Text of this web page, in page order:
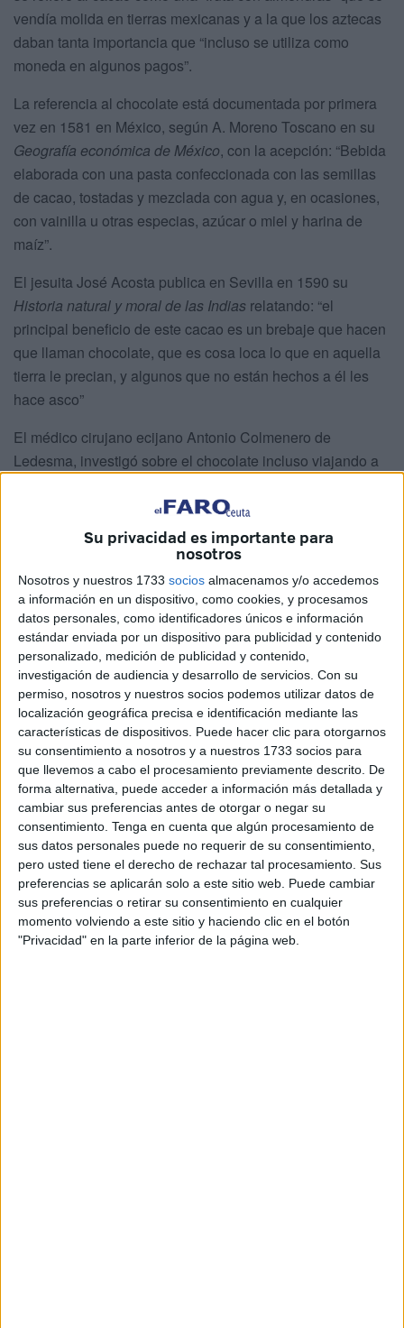
Su privacidad es importante para
nosotros
Nosotros y nuestros 1733 socios almacenamos y/o accedemos
a información en un dispositivo, como cookies, y procesamos
datos personales, como identificadores únicos e información
estándar enviada por un dispositivo para publicidad y contenido
personalizado, medición de publicidad y contenido,
investigación de audiencia y desarrollo de servicios. Con su
permiso, nosotros y nuestros socios podemos utilizar datos de
localización geográfica precisa e identificación mediante las
características de dispositivos. Puede hacer clic para otorgarnos
su consentimiento a nosotros y a nuestros 1733 socios para
que llevemos a cabo el procesamiento previamente descrito. De
forma alternativa, puede acceder a información más detallada y
cambiar sus preferencias antes de otorgar o negar su
consentimiento. Tenga en cuenta que algún procesamiento de
sus datos personales puede no requerir de su consentimiento,
pero usted tiene el derecho de rechazar tal procesamiento. Sus
preferencias se aplicarán solo a este sitio web. Puede cambiar
sus preferencias o retirar su consentimiento en cualquier
momento volviendo a este sitio y haciendo clic en el botón
"Privacidad" en la parte inferior de la página web.
vendía molida en tierras mexicanas y a la que los aztecas
daban tanta importancia que “incluso se utiliza como
moneda en algunos pagos”.
La referencia al chocolate está documentada por primera
vez en 1581 en México, según A. Moreno Toscano en su
Geografía económica de México, con la acepción: “Bebida
elaborada con una pasta confeccionada con las semillas
de cacao, tostadas y mezclada con agua y, en ocasiones,
con vainilla u otras especias, azúcar o miel y harina de
maíz”.
El jesuita José Acosta publica en Sevilla en 1590 su
Historia natural y moral de las Indias relatando: “el
principal beneficio de este cacao es un brebaje que hacen
que llaman chocolate, que es cosa loca lo que en aquella
tierra le precian, y algunos que no están hechos a él les
hace asco”
El médico cirujano ecijano Antonio Colmenero de
Ledesma, investigó sobre el chocolate incluso viajando a
El Curioso Tratado de la naturaleza
del chocolate, dividido en cuatro puntos.En la primera
parte hace una descripción como bebida a base de cacao
y recopila la calidad de los ingredientes. En la segunda
aconseja sobre la textura y la temperatura adecuada de
consumo. Recopila el modo y técnicas de preparación en
la tercera parte y finaliza sobre la cantidad, las personas
que pueden consumirlo e incluso el tiempo en que debe
hacerse: “Se puede tomar hasta el mes de May
particularmente en días templados y en tiempo de
Caniculares”.
Antonio de León Pinelo historiador y jurista escribió el
tratadoCuestión moral, si el chocolate quebranta el ayuno
eclesiásticoy se publicó en Madrid en 1636.
No obstante, el término chocolate tiene un número elevado
de curiosos significados y utilizaciones. Por citar algunos,
“el chocolate del loro” se refiere coloquialmente a un gasto
insignificante con el ahorro que se pretende; en El